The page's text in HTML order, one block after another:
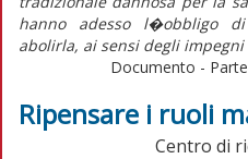
hanno adesso l�obbligo
abolirla, ai sensi degli impegni
Documento -
Ripensare i ruoli
Centro di